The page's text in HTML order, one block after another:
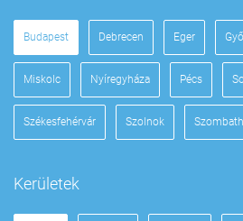
Budapest Debrecen Eger
Miskolc Nyíregyháza Pécs
Székesfehérvár Szolnok
Kerületek